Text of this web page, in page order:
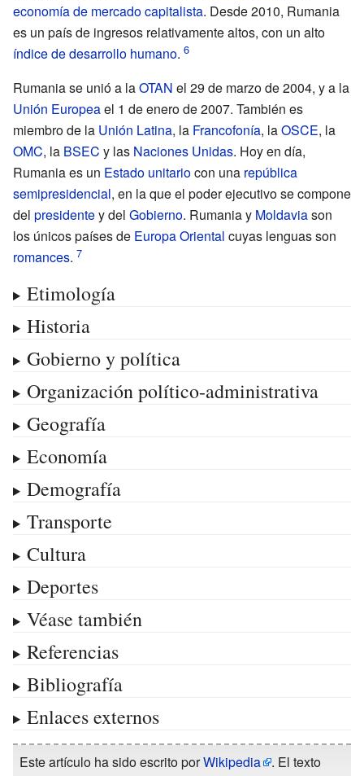
economía de mercadocapitalista. Desde 2010, Rumania
es un país de ingresos relativamente altos, con un alto
índice de desarrollo humano.
Rumania se unió a laOTAN el 29 de marzo de 2004, y a la
Unión Europeael 1 de enero de 2007. También es
miembro de la Unión Latina, la Francofonía, laOSCE, la
OMC, la BSEC y las Naciones Unidas. Hoy en día,
Rumania es un Estado unitariocon una república
semipresidencial, en la que el poder ejecutivo se compone
del presidentey del Gobierno. Rumania y Moldaviason
los únicos países de Europa Oriental cuyas lenguas son
romances.
Etimología
Historia
Gobierno y política
Organización político-administrativa
Geografía
Economía
Demografía
Transporte
Cultura
Deportes
Véase también
Referencias
Bibliografía
Enlaces externos
Este artículo ha sido escrito porWikipedia
. El texto